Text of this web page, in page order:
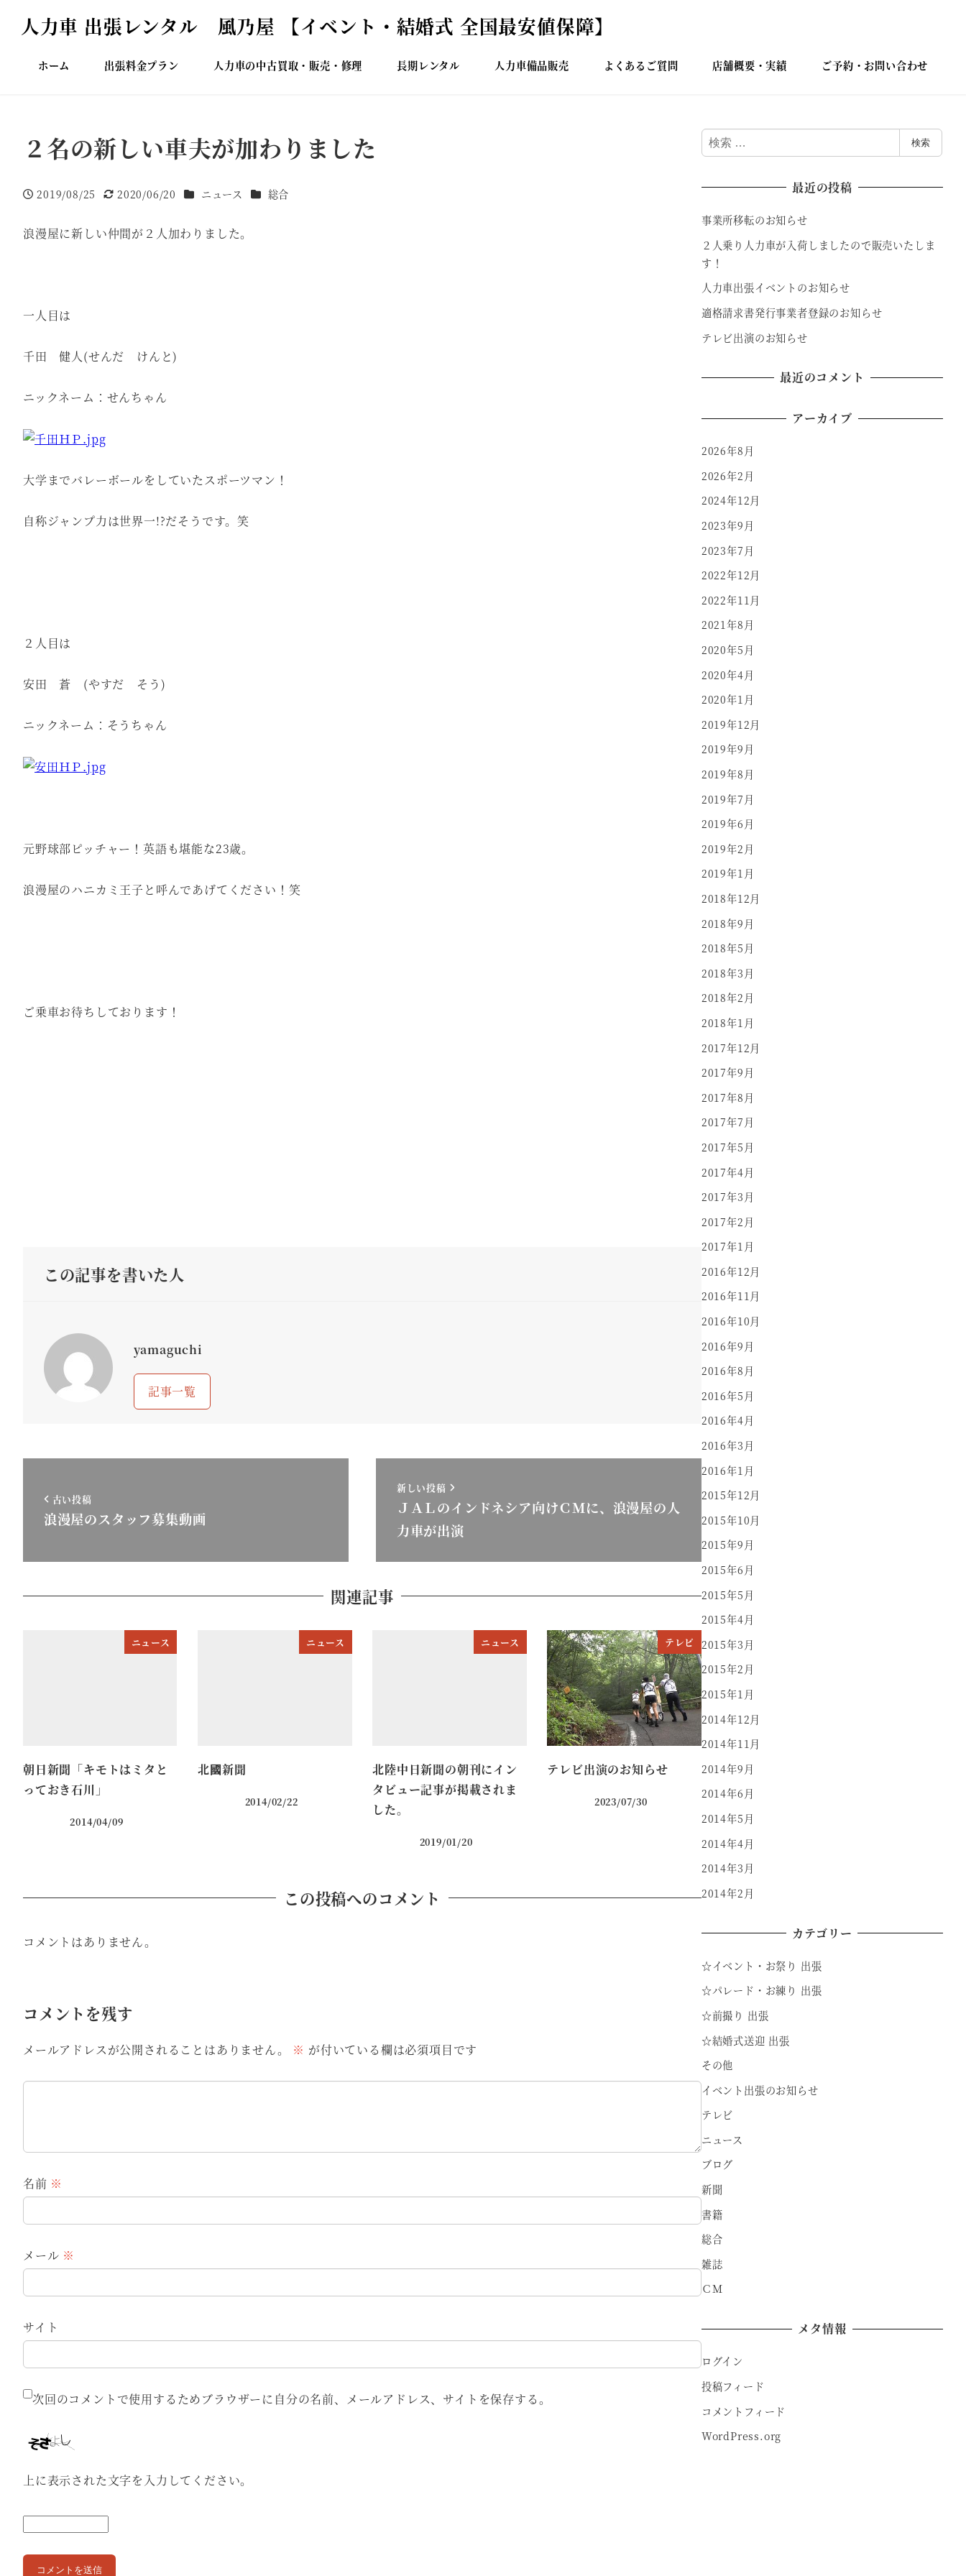
人力車 出張レンタル 風乃屋 【イベント・結婚式 全国最安値保障】
ホーム 出張料金プラン 人力車の中古買取・販売・修理 長期レンタル 人力車備品販売 よくあるご質問 店舗概要・実績 ご予約・お問い合わせ
２名の新しい車夫が加わりました
投稿日
2019/08/25
更新日
2020/06/20 カテゴリー
ニュース カテゴリー
総合
浪漫屋に新しい仲間が２人加わりました。
一人目は
千田 健人(せんだ けんと)
ニックネーム：せんちゃん
大学までバレーボールをしていたスポーツマン！
自称ジャンプ力は世界一!?だそうです。笑
２人目は
安田 蒼 (やすだ そう)
ニックネーム：そうちゃん
元野球部ピッチャー！英語も堪能な23歳。
浪漫屋のハニカミ王子と呼んであげてください！笑
ご乗車お待ちしております！
この記事を書いた人
yamaguchi
記事一覧
古い投稿
浪漫屋のスタッフ募集動画
新しい投稿
ＪＡＬのインドネシア向けＣＭに、浪漫屋の人
力車が出演
関連記事
ニュース
朝日新聞「キモトはミタと
っておき石川」
2014/04/09
ニュース
北國新聞
2014/02/22
ニュース
北陸中日新聞の朝刊にイン
タビュー記事が掲載されま
した。
2019/01/20
テレビ
テレビ出演のお知らせ
2023/07/30
この投稿へのコメント
コメントはありません。
コメントを残す
メールアドレスが公開されることはありません。 ※ が付いている欄は必須項目です
名前 ※
メール ※
サイト
次回のコメントで使用するためブラウザーに自分の名前、メールアドレス、サイトを保存する。
上に表示された文字を入力してください。
検
索
検索
最近の投稿
事業所移転のお知らせ
２人乗り人力車が入荷しましたので販売いたしま
す！
人力車出張イベントのお知らせ
適格請求書発行事業者登録のお知らせ
テレビ出演のお知らせ
最近のコメント
アーカイブ
2026年8月
2026年2月
2024年12月
2023年9月
2023年7月
2022年12月
2022年11月
2021年8月
2020年5月
2020年4月
2020年1月
2019年12月
2019年9月
2019年8月
2019年7月
2019年6月
2019年2月
2019年1月
2018年12月
2018年9月
2018年5月
2018年3月
2018年2月
2018年1月
2017年12月
2017年9月
2017年8月
2017年7月
2017年5月
2017年4月
2017年3月
2017年2月
2017年1月
2016年12月
2016年11月
2016年10月
2016年9月
2016年8月
2016年5月
2016年4月
2016年3月
2016年1月
2015年12月
2015年10月
2015年9月
2015年6月
2015年5月
2015年4月
2015年3月
2015年2月
2015年1月
2014年12月
2014年11月
2014年9月
2014年6月
2014年5月
2014年4月
2014年3月
2014年2月
カテゴリー
☆イベント・お祭り 出張
☆パレード・お練り 出張
☆前撮り 出張
☆結婚式送迎 出張
その他
イベント出張のお知らせ
テレビ
ニュース
ブログ
新聞
書籍
総合
雑誌
ＣＭ
メタ情報
ログイン
投稿フィード
コメントフィード
WordPress.org